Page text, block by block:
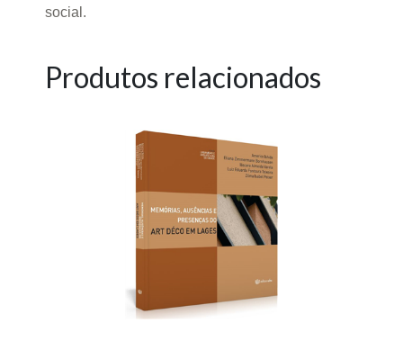
social.
Produtos relacionados